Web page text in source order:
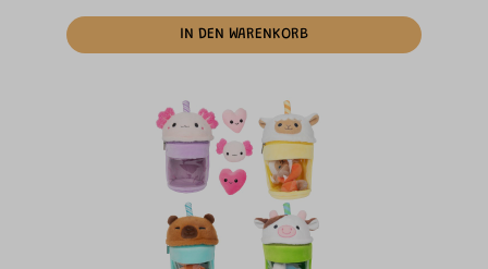
IN DEN WARENKORB